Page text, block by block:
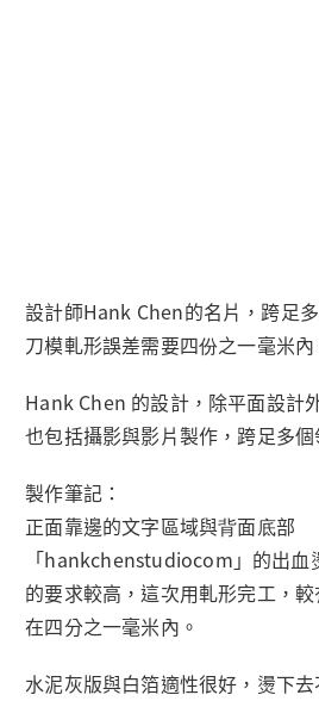
設計師Hank Chen的名片，跨足
刀模軋形誤差需要四份之一毫米內
Hank Chen 的設計，除平面設計
也包括攝影與影片製作，跨足多個
製作筆記：
正面靠邊的文字區域與背面底部
「hankchenstudiocom」的出血
的要求較高，這次用軋形完工，
在四分之一毫米內。
水泥灰版與白箔適性很好，燙下去